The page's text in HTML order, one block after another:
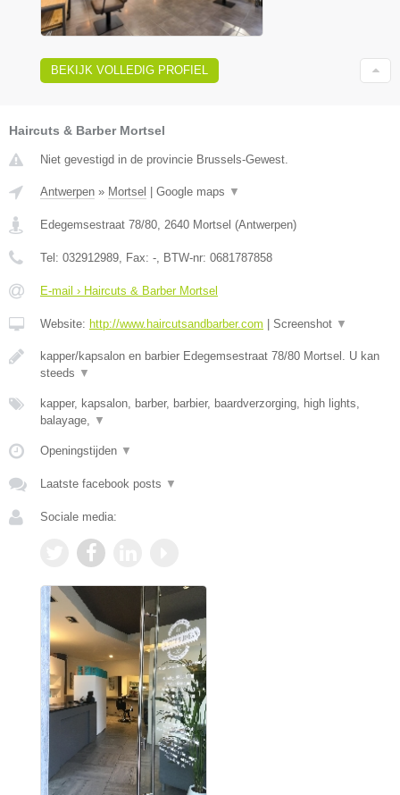
BEKIJK VOLLEDIG PROFIEL
Haircuts & Barber Mortsel
Niet gevestigd in de provincie Brussels-Gewest.
Antwerpen » Mortsel Google maps ▼
Edegemsestraat 78/80, 2640 Mortsel (Antwerpen)
Tel: 032912989, Fax: -, BTW-nr: 0681787858
E-mail › Haircuts & Barber Mortsel
Website: http://www.haircutsandbarber.com Screenshot ▼
kapper/kapsalon en barbier Edegemsestraat 78/80 Mortsel. U kan
steeds ▼
kapper, kapsalon, barber, barbier, baardverzorging, high lights,
balayage, ▼
Openingstijden ▼
Laatste facebook posts ▼
Sociale media: